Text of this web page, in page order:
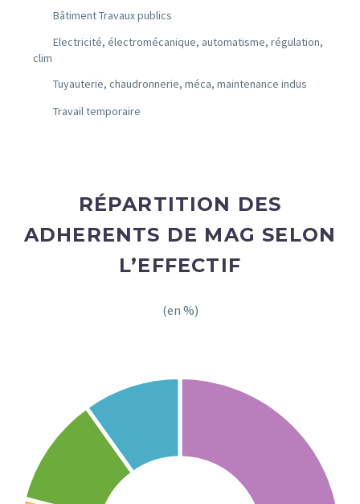
Bâtiment Travaux publics
Electricité, électromécanique, automatisme, régulation,
clim
Tuyauterie, chaudronnerie, méca, maintenance indus
Travail temporaire
RÉPARTITION DES
ADHERENTS DE MAG SELON
L’EFFECTIF
(en %)